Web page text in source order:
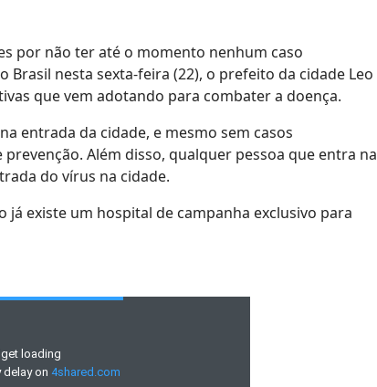
por não ter até o momento nenhum caso
nesta sexta-feira (22), o prefeito da cidade Leo
que vem adotando para combater a doença.
entrada da cidade, e mesmo sem casos
Além disso, qualquer pessoa que entra na
do vírus na cidade.
existe um hospital de campanha exclusivo para